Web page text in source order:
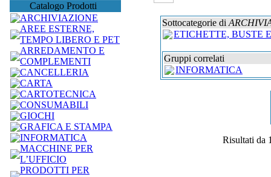
Catalogo Prodotti
ARCHIVIAZIONE
AREE ESTERNE,
TEMPO LIBERO E PET
ARREDAMENTO E
COMPLEMENTI
CANCELLERIA
CARTA
CARTOTECNICA
CONSUMABILI
GIOCHI
GRAFICA E STAMPA
INFORMATICA
MACCHINE PER
L’UFFICIO
PRODOTTI PER
Sottocategorie di
ETICHETTE, BUSTE
Gruppi correlati
INFORMATICA
Risultati da